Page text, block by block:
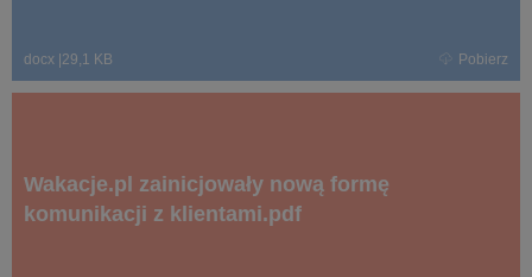
docx 29,1 KB Pobierz
Wakacje.pl zainicjowały nową formę
komunikacji z klientami.pdf